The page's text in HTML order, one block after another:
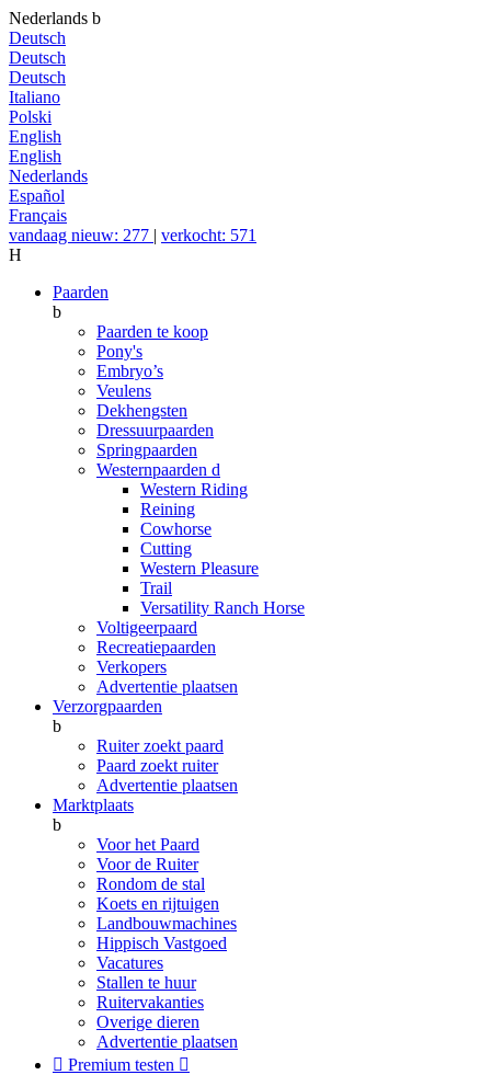
Nederlands b
Deutsch
Deutsch
Deutsch
Italiano
Polski
English
English
Nederlands
Español
Français
vandaag nieuw: 277 | verkocht: 571
H
Paarden
b
Paarden te koop
Pony's
Embryo’s
Veulens
Dekhengsten
Dressuurpaarden
Springpaarden
Westernpaarden d
Western Riding
Reining
Cowhorse
Cutting
Western Pleasure
Trail
Versatility Ranch Horse
Voltigeerpaard
Recreatiepaarden
Verkopers
Advertentie plaatsen
Verzorgpaarden
b
Ruiter zoekt paard
Paard zoekt ruiter
Advertentie plaatsen
Marktplaats
b
Voor het Paard
Voor de Ruiter
Rondom de stal
Koets en rijtuigen
Landbouwmachines
Hippisch Vastgoed
Vacatures
Stallen te huur
Ruitervakanties
Overige dieren
Advertentie plaatsen
 Premium testen 